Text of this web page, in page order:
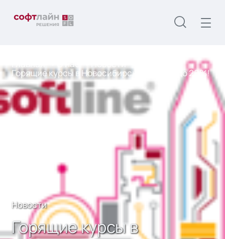
О нас Новости
Горящие курсы в Новосибирске. Скидки до 20%!
Новости
Горящие курсы в